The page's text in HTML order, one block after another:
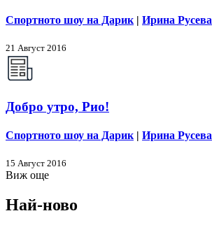
Спортното шоу на Дарик | Ирина Русева
21 Август 2016
Добро утро, Рио!
Спортното шоу на Дарик | Ирина Русева
15 Август 2016
Виж още
Най-ново